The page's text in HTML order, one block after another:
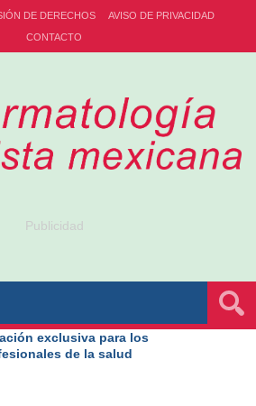
DE DERECHOS
AVISO DE PRIVACIDAD
CONTACTO
Publicidad
exclusiva para los
de la salud